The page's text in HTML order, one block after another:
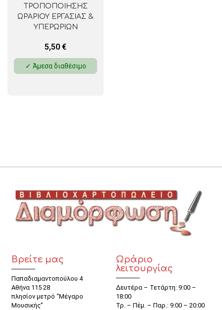
ΤΡΟΠΟΠΟΙΗΣΗΣ
ΩΡΑΡΙΟΥ ΕΡΓΑΣΙΑΣ &
ΥΠΕΡΩΡΙΩΝ
2ΤΥΠΟ ΤΥΠΟΤΡΑΣΤ
5,50 €
✓ Άμεσα διαθέσιμο
Βρείτε μας
Παπαδιαμαντοπούλου 4
Αθήνα 115 28
πλησίον μετρό “Μέγαρο
Μουσικής”
Ωράριο
λειτουργίας
Δευτέρα – Τετάρτη: 9:00 –
18:00
Τρ. – Πέμ. – Παρ.: 9:00 – 20:00